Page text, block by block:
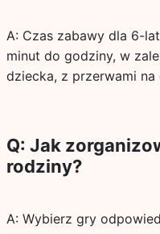
A: Czas zabawy dla 6-
minut do godziny, w
dziecka, z przerwami na
Q: Jak
rodziny?
A: Wybierz gry